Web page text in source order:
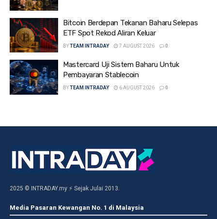
Bitcoin Berdepan Tekanan Baharu Selepas
ETF Spot Rekod Aliran Keluar
BYTEAM INTRADAY 7 AUGUST 2026 0
Mastercard Uji Sistem Baharu Untuk
Pembayaran Stablecoin
BYTEAM INTRADAY 6 AUGUST 2026 0
2025 © INTRADAY.my ⚡ Sejak Julai 2013.
Media Pasaran Kewangan No. 1 di Malaysia